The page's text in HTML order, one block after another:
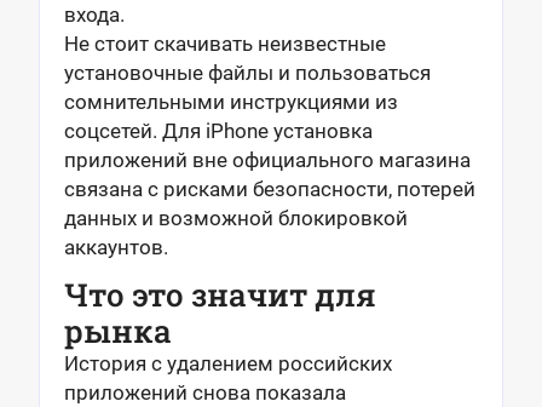
входа.
Не стоит скачивать неизвестные
установочные файлы и пользоваться
сомнительными инструкциями из
соцсетей. Для iPhone установка
приложений вне официального магазина
связана с рисками безопасности, потерей
данных и возможной блокировкой
аккаунтов.
Что это значит для
рынка
История с удалением российских
приложений снова показала